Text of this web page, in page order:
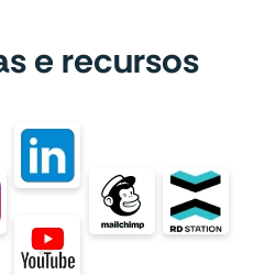
e recursos